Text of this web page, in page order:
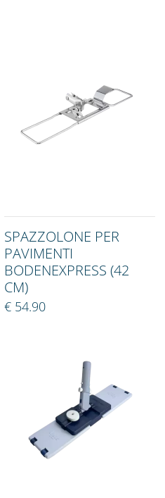
SPAZZOLONE PER
PAVIMENTI
BODENEXPRESS (42
CM)
€ 54.90